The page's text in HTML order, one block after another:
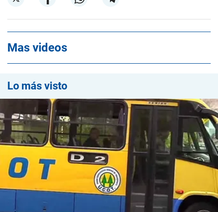
Mas videos
Lo más visto